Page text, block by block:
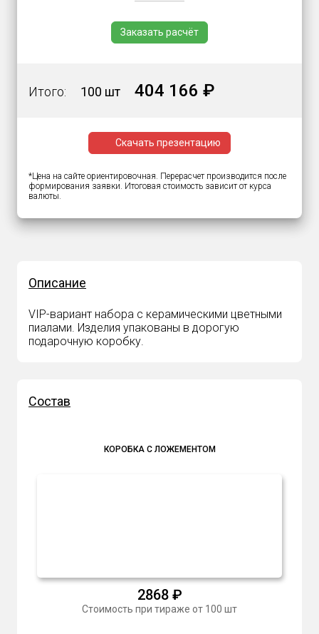
Заказать расчёт
Итого: 100 шт 404 166 ₽
Скачать презентацию
*Цена на сайте ориентировочная. Перерасчет производится после
формирования заявки. Итоговая стоимость зависит от курса
валюты.
Описание
VIP-вариант набора с керамическими цветными
пиалами. Изделия упакованы в дорогую
подарочную коробку.
Состав
КОРОБКА С ЛОЖЕМЕНТОМ
2868₽
Стоимость при тираже от 100 шт